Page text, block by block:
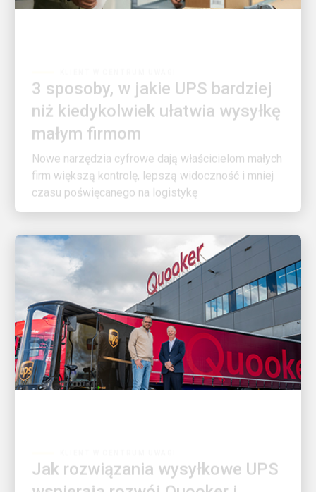
niż kiedykolwiek ułatwia wysyłkę
małym firmom
Nowe narzędzia cyfrowe dają właścicielom małych
firm większą kontrolę, lepszą widoczność i mniej
czasu poświęcanego na logistykę
wspierają rozwój Quooker i